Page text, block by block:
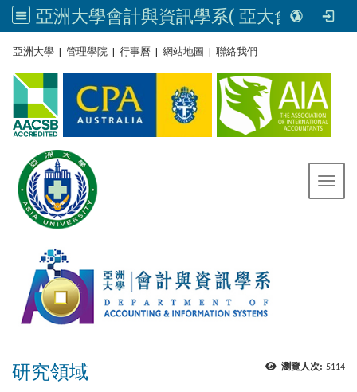
亞洲大學會計與資訊學系( 亞大會資系官網) | Asia University, Taiwan
亞洲大學 | 管理學院 | 行事曆 | 網站地圖 | 聯絡我們
瀏覽人次: 5114
研究領域